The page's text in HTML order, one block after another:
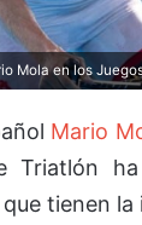
Mola en los
Mario
Triatlón
tienen